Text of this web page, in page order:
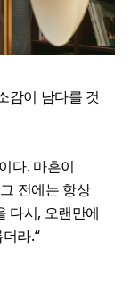
감이 남다를 것
다. 마흔이
전에는 항상
다시, 오랜만에
라.“